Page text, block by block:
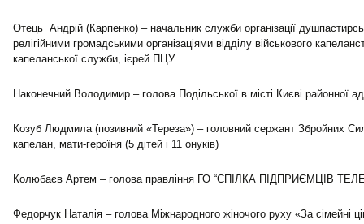
Отець Андрій (Карпенко) – начальник служби організації
релігійними громадськими організаціями відділу військового
капеланської служби, ієрей ПЦУ
Наконечний Володимир – голова Подільської в місті Києві районної
Козуб Людмила (позивний «Тереза») – головний сержант Збройних
капелан, мати-героїня (5 дітей і 11 онуків)
Колюбаєв Артем – голова правління ГО “СПІЛКА ПІДПРИЄМЦІВ
Федорчук Наталія – голова Міжнародного жіночого руху «За сімейні